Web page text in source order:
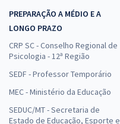
PREPARAÇÃO A MÉDIO E A
LONGO PRAZO
CRP SC - Conselho Regional de
Psicologia - 12ª Região
SEDF - Professor Temporário
MEC - Ministério da Educação
SEDUC/MT - Secretaria de
Estado de Educação, Esporte e